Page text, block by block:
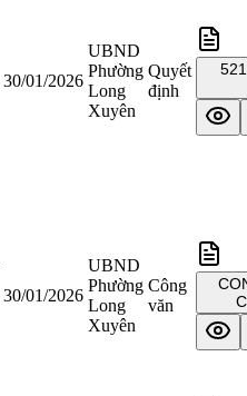
30/01/2026
UBND
Phường
Long
Xuyên
Quyết
định
30/01/2026
UBND
Phường
Long
Xuyên
Công
văn
CONG VAN